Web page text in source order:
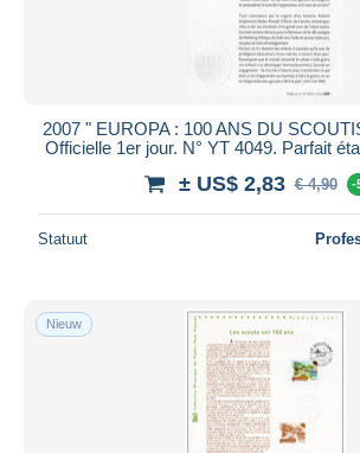
2007 " EUROPA : 100 ANS DU
Officielle 1er jour. N° YT 4049. Parfait
± US$ 2,83 € 4,90 -
Statuut
Nieuw